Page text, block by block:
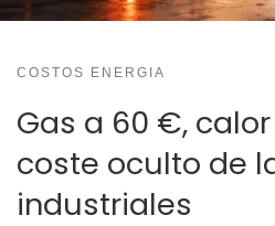
COSTOS ENERGIA
Gas a 60 €,
coste oculto de
industriales